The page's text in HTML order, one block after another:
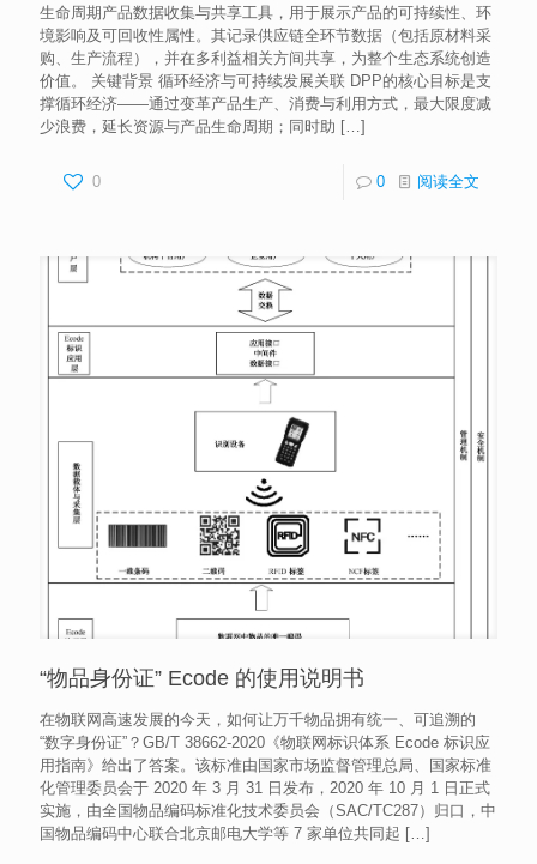
生命周期产品数据收集与共享工具，用于展示产品的可持续性、环
境影响及可回收性属性。其记录供应链全环节数据（包括原材料采
购、生产流程），并在多利益相关方间共享，为整个生态系统创造
价值。 关键背景 循环经济与可持续发展关联 DPP的核心目标是支
撑循环经济——通过变革产品生产、消费与利用方式，最大限度减
少浪费，延长资源与产品生命周期；同时助 […]
0 0 阅读全文
“物品身份证” Ecode 的使用说明书
在物联网高速发展的今天，如何让万千物品拥有统一、可追溯的
“数字身份证”？GB/T 38662-2020《物联网标识体系 Ecode 标识应
用指南》给出了答案。该标准由国家市场监督管理总局、国家标准
化管理委员会于 2020 年 3 月 31 日发布，2020 年 10 月 1 日正式
实施，由全国物品编码标准化技术委员会（SAC/TC287）归口，中
国物品编码中心联合北京邮电大学等 7 家单位共同起 […]